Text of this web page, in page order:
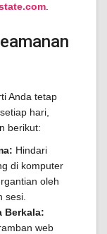
Anda tetap
hari,
berikut:
Hindari
di komputer
oleh
sesi.
Berkala:
web